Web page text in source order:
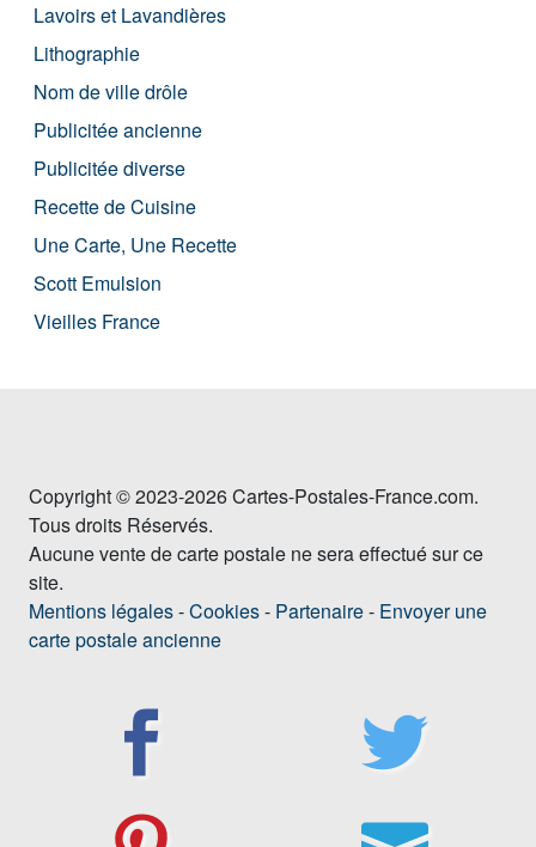
Lavoirs et Lavandières
Lithographie
Nom de ville drôle
Publicitée ancienne
Publicitée diverse
Recette de Cuisine
Une Carte, Une Recette
Scott Emulsion
Vieilles France
Copyright © 2023-2026 Cartes-Postales-France.com.
Tous droits Réservés.
Aucune vente de carte postale ne sera effectué sur ce
site.
Mentions légales-Cookies- Partenaire- Envoyer une
carte postale ancienne